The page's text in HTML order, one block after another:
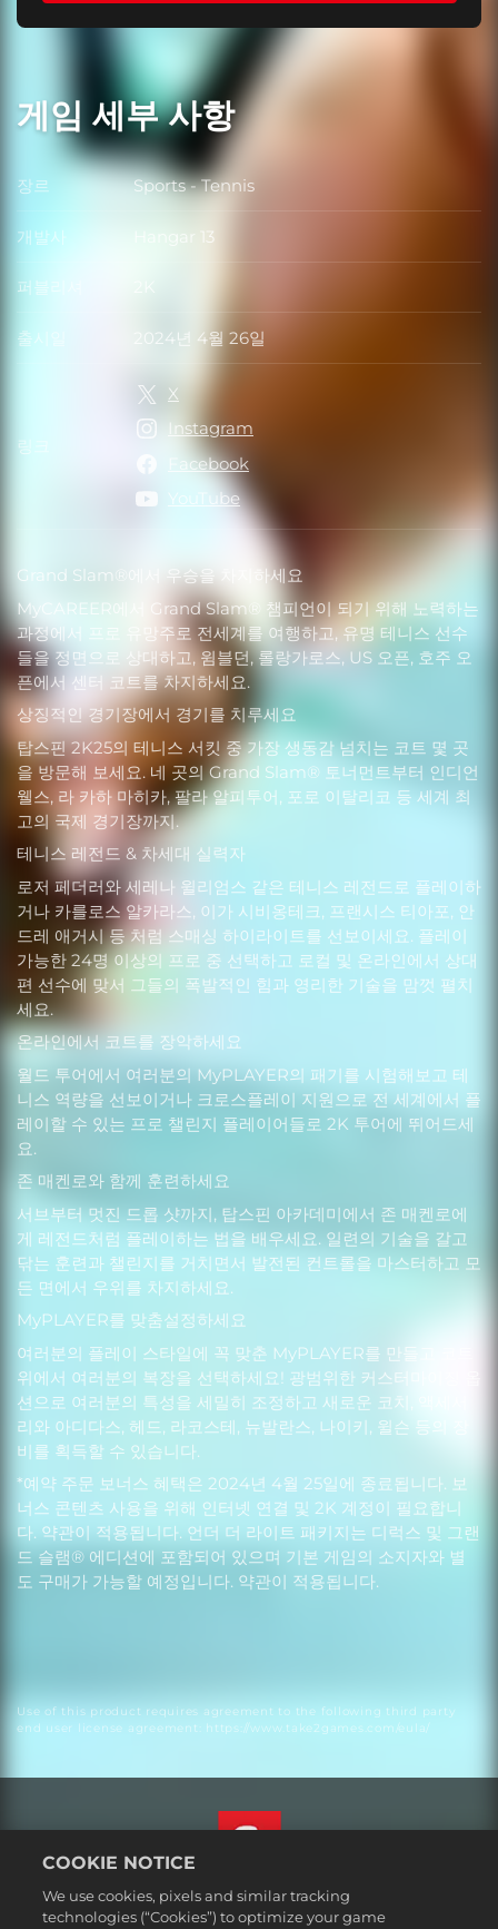
게임 세부 사항
Grand Slam®에서 우승을 차지하세요
MyCAREER에서 Grand Slam® 챔피언이 되기 위해 노력하는
과정에서 프로 유망주로 전세계를 여행하고, 유명 테니스 선수
들을 정면으로 상대하고, 윔블던, 롤랑가로스, US 오픈, 호주 오
픈에서 센터 코트를 차지하세요.
상징적인 경기장에서 경기를 치루세요
탑스핀 2K25의 테니스 서킷 중 가장 생동감 넘치는 코트 몇 곳
을 방문해 보세요. 네 곳의 Grand Slam® 토너먼트부터 인디언
웰스, 라 카하 마히카, 팔라 알피투어, 포로 이탈리코 등 세계 최
고의 국제 경기장까지.
테니스 레전드 & 차세대 실력자
로저 페더러와 세레나 윌리엄스 같은 테니스 레전드로 플레이하
거나 카를로스 알카라스, 이가 시비옹테크, 프랜시스 티아포, 안
드레 애거시 등 처럼 스매싱 하이라이트를 선보이세요. 플레이
가능한 24명 이상의 프로 중 선택하고 로컬 및 온라인에서 상대
편 선수에 맞서 그들의 폭발적인 힘과 영리한 기술을 맘껏 펼치
세요.
온라인에서 코트를 장악하세요
월드 투어에서 여러분의 MyPLAYER의 패기를 시험해보고 테
니스 역량을 선보이거나 크로스플레이 지원으로 전 세계에서 플
레이할 수 있는 프로 챌린지 플레이어들로 2K 투어에 뛰어드세
요.
존 매켄로와 함께 훈련하세요
서브부터 멋진 드롭 샷까지, 탑스핀 아카데미에서 존 매켄로에
게 레전드처럼 플레이하는 법을 배우세요. 일련의 기술을 갈고
닦는 훈련과 챌린지를 거치면서 발전된 컨트롤을 마스터하고 모
든 면에서 우위를 차지하세요.
MyPLAYER를 맞춤설정하세요
여러분의 플레이 스타일에 꼭 맞춘 MyPLAYER를 만들고 코트
위에서 여러분의 복장을 선택하세요! 광범위한 커스터마이징 옵
션으로 여러분의 특성을 세밀히 조정하고 새로운 코치, 액세서
리와 아디다스, 헤드, 라코스테, 뉴발란스, 나이키, 윌슨 등의 장
비를 획득할 수 있습니다.
*예약 주문 보너스 혜택은 2024년 4월 25일에 종료됩니다. 보
너스 콘텐츠 사용을 위해 인터넷 연결 및 2K 계정이 필요합니
다. 약관이 적용됩니다. 언더 더 라이트 패키지는 디럭스 및 그랜
드 슬램® 에디션에 포함되어 있으며 기본 게임의 소지자와 별
도 구매가 가능할 예정입니다. 약관이 적용됩니다.
장르 장르
Sports - Tennis
개발사 Hangar 13
퍼블리셔 퍼블리셔
출시일 출시일
2024년 4월 26일
링크
X
Instagram
Facebook
YouTube
Use of this product requires agreement to the following third party
end user license agreement: https://www.take2games.com/eula/
한국어
COOKIE NOTICE
We use cookies, pixels and similar tracking
technologies (“Cookies”) to optimize your game